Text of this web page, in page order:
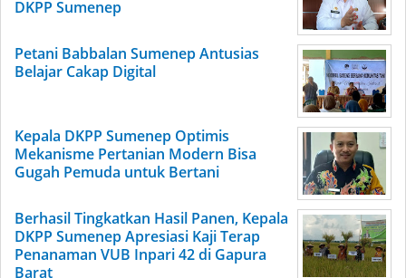
DKPP Sumenep
Petani Babbalan Sumenep Antusias
Belajar Cakap Digital
Kepala DKPP Sumenep Optimis
Mekanisme Pertanian Modern Bisa
Gugah Pemuda untuk Bertani
Berhasil Tingkatkan Hasil Panen, Kepala
DKPP Sumenep Apresiasi Kaji Terap
Penanaman VUB Inpari 42 di Gapura
Barat